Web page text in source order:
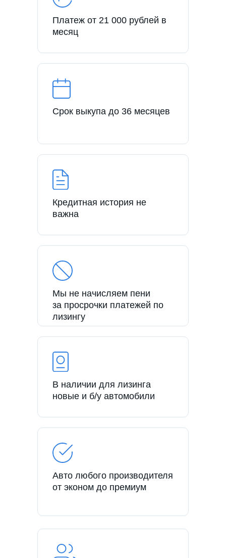
Платеж от 21 000 рублей в
месяц
Срок выкупа до 36 месяцев
Кредитная история не
важна
Мы не начисляем пени
за просрочки платежей по
лизингу
В наличии для лизинга
новые и б/у автомобили
Авто любого производителя
от эконом до премиум